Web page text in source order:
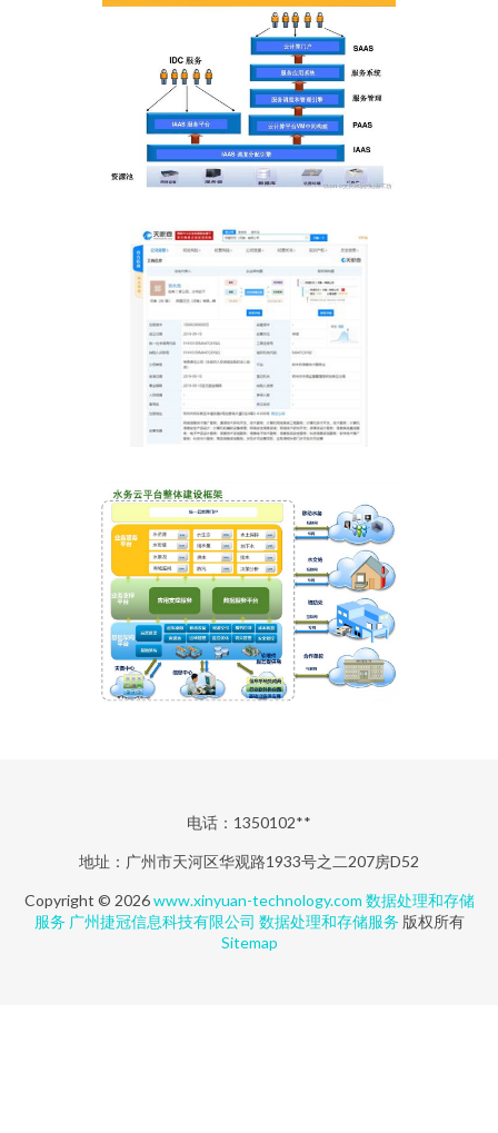
电话：1350102**
地址：广州市天河区华观路1933号之二207房D52
Copyright © 2026www.xinyuan-technology.com 数据处理和存储
服务 广州捷冠信息科技有限公司 数据处理和存储服务 版权所有
Sitemap